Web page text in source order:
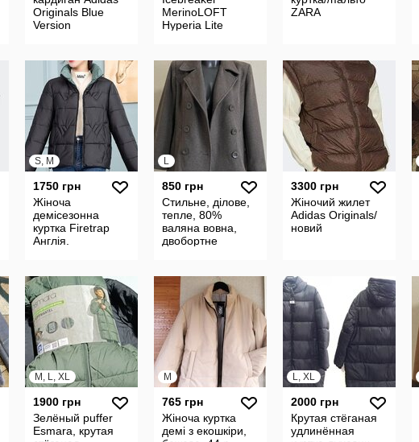
Originals Blue
Version
MerinoLOFT
Hyperia Lite
ZARA
S, M
1750 грн
Жіноча
демісезонна
куртка Firetrap
Англія.
L
850 грн
Стильне, ділове,
тепле, 80%
валяна вовна,
двобортне
3300 грн
Жіночий жилет
Adidas Originals/
новий
M, L, XL
1900 грн
Зелёный puffer
Esmara, крутая
M
765 грн
Жіноча куртка
демі з екошкіри,
L, XL
2000 грн
Крутая стёганая
удлинённая